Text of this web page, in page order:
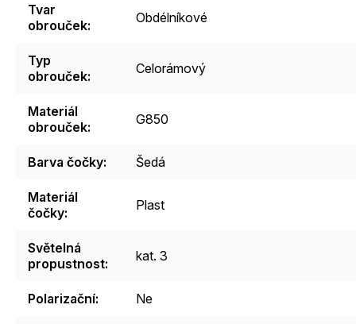
Tvar
obrouček: Obdélníkové
Typ
obrouček: Celorámový
Materiál
obrouček: G850
Barva čočky: Šedá
Materiál
čočky: Plast
Světelná
propustnost: kat. 3
Polarizační: Ne